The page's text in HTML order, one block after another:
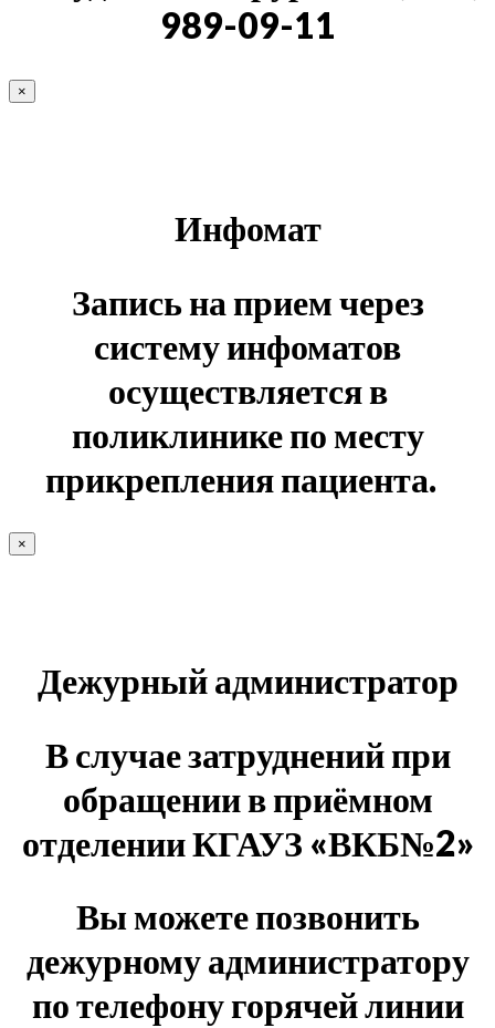
989-09-11
×
Инфомат
Запись на прием через
систему инфоматов
осуществляется в
поликлинике по месту
прикрепления пациента.
×
Дежурный администратор
В случае затруднений при
обращении в приёмном
отделении КГАУЗ «ВКБ№2»
Вы можете позвонить
дежурному администратору
по телефону горячей линии